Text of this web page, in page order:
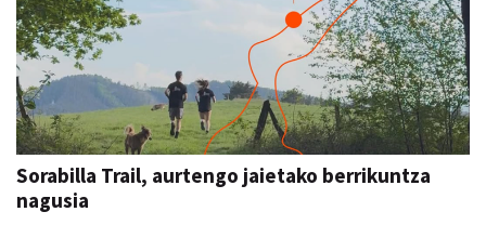
Sorabilla Trail, aurtengo jaietako berrikuntza
nagusia